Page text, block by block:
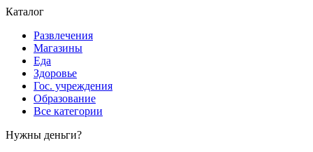
Каталог
Развлечения
Магазины
Еда
Здоровье
Гос. учреждения
Образование
Все категории
Нужны деньги?